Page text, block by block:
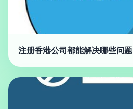
注册香港公司都能解决哪些问题